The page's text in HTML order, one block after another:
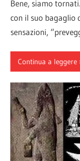
Bene, siamo
con il suo bagaglio
sensazioni,
Continua a leggere